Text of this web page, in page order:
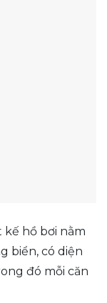
kế hồ bơi nằm
biển, có diện
đó mỗi căn